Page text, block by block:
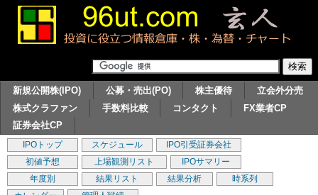
新規公開株(IPO) 公募・売出(PO) 株主優待
立会外分売
株式クラファン
手数料比較 コンタクト
FX業者CP
証券会社CP
IPOトップ スケジュール
IPO引受証券会社
初値予想
上場観測リスト
IPOサマリー
年度別
結果リスト 結果分析
時系列